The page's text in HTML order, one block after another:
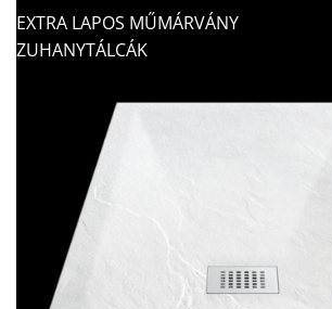
EXTRA LAPOS MŰMÁRVÁNY
ZUHANYTÁLCÁK